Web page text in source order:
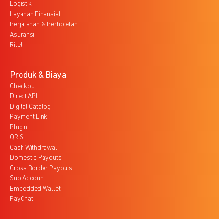
Logistik
Layanan Finansial
Perjalanan & Perhotelan
Asuransi
Ritel
Produk & Biaya
Checkout
Direct API
Digital Catalog
Payment Link
Plugin
QRIS
Cash Withdrawal
Domestic Payouts
Cross Border Payouts
Sub Account
Embedded Wallet
PayChat